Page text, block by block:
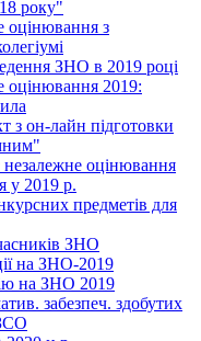
року"
оцінювання з
ЗНО в 2019 році
оцінювання 2019:
з он-лайн підготовки
оцінювання
у 2019 р.
предметів для
ЗНО
на ЗНО-2019
на ЗНО 2019
забезпеч. здобутих